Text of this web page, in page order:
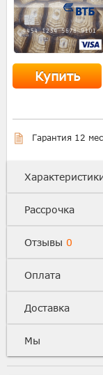
Купить
Гарантия 12
Рассрочка
Отзывы 0
Оплата
Доставка
Мы